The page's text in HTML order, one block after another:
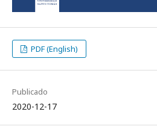
PDF (English)
Publicado
2020-12-17